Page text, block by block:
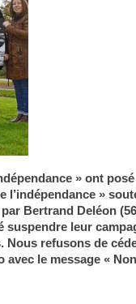
» ont
»
Bertrand Deléon
leur
refusons de
le message «